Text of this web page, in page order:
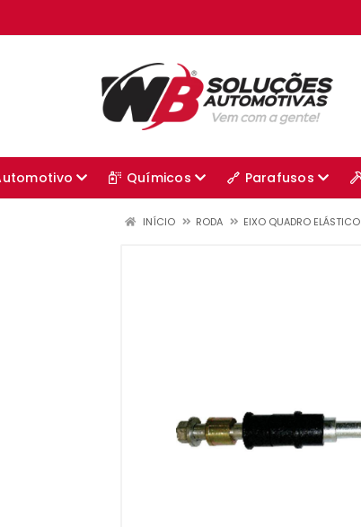
Químicos Parafusos
INÍCIO RODA EIXO QUADRO ELÁSTICO